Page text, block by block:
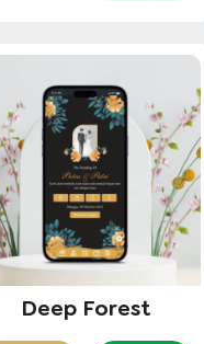
Deep Forest